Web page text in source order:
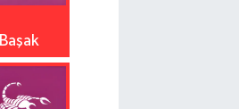
Başak